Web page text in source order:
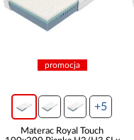
promocja
+5
Materac Royal Touch